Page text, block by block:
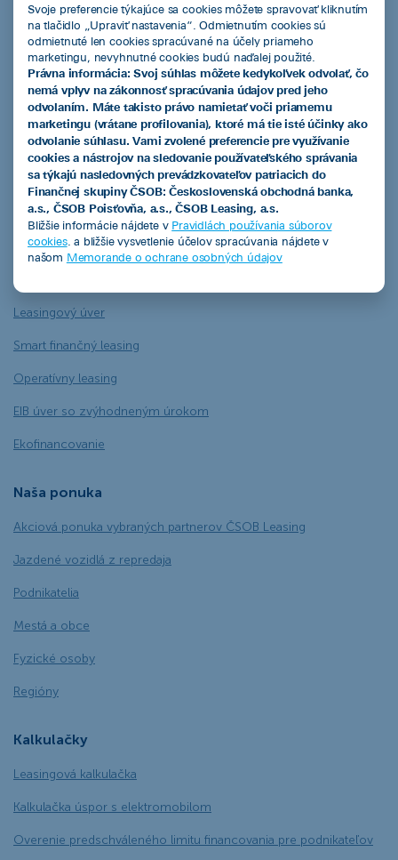
3
ČSOB Leasing a.s.
Leasingový úver
Smart finančný leasing
Operatívny leasing
EIB úver so zvýhodneným úrokom
Ekofinancovanie
Naša ponuka
Akciová ponuka vybraných partnerov ČSOB Leasing
Jazdené vozidlá z repredaja
Podnikatelia
Mestá a obce
Fyzické osoby
Regióny
Kalkulačky
Leasingová kalkulačka
Kalkulačka úspor s elektromobilom
Overenie predschváleného limitu financovania pre podnikateľov
Svoje preferencie týkajúce sa cookies môžete spravovať kliknutím
na tlačidlo „Upraviť nastavenia“. Odmietnutím cookies sú
odmietnuté len cookies spracúvané na účely priameho
marketingu, nevyhnutné cookies budú naďalej použité.
Právna informácia: Svoj súhlas môžete kedykoľvek odvolať, čo
nemá vplyv na zákonnosť spracúvania údajov pred jeho
odvolaním. Máte takisto právo namietať voči priamemu
marketingu (vrátane profilovania), ktoré má tie isté účinky ako
odvolanie súhlasu. Vami zvolené preferencie pre využívanie
cookies a nástrojov na sledovanie používateľského správania
sa týkajú nasledovných prevádzkovateľov patriacich do
Finančnej skupiny ČSOB: Československá obchodná banka,
a.s., ČSOB Poisťovňa, a.s., ČSOB Leasing, a.s.
Bližšie informácie nájdete v Pravidlách používania súborov
cookies. a bližšie vysvetlenie účelov spracúvania nájdete v
našom Memorande o ochrane osobných údajov